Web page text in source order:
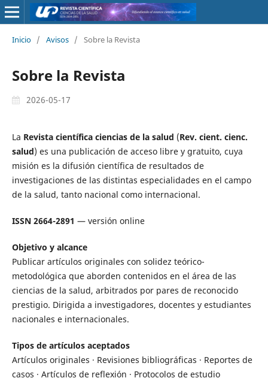
Inicio / Avisos / Sobre la Revista
Sobre la Revista
2026-05-17
La Revista científica ciencias de la salud (Rev. cient. cienc.
salud) es una publicación de acceso libre y gratuito, cuya
misión es la difusión científica de resultados de
investigaciones de las distintas especialidades en el campo
de la salud, tanto nacional como internacional.
ISSN 2664-2891 — versión online
Objetivo y alcance
Publicar artículos originales con solidez teórico-
metodológica que aborden contenidos en el área de las
ciencias de la salud, arbitrados por pares de reconocido
prestigio. Dirigida a investigadores, docentes y estudiantes
nacionales e internacionales.
Tipos de artículos aceptados
Artículos originales · Revisiones bibliográficas · Reportes de
casos · Artículos de reflexión · Protocolos de estudio